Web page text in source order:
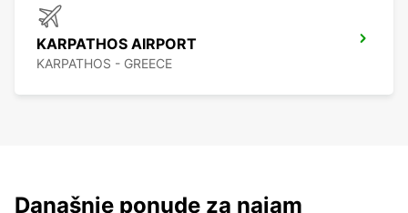
KARPATHOS AIRPORT
KARPATHOS - GREECE
Današnje ponude za najam